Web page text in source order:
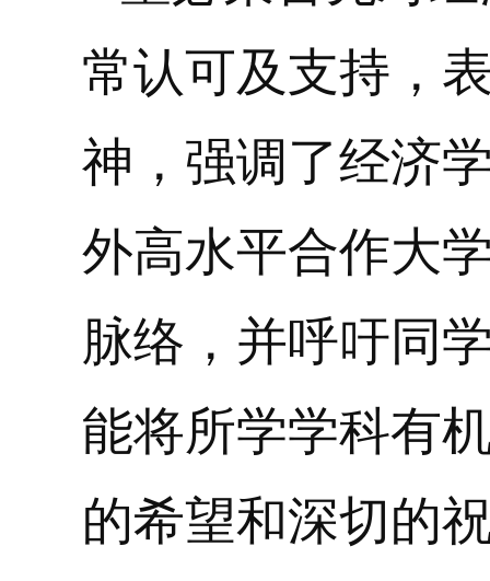
常认可及支持，
神，强调了经济
外高水平合作大
脉络，并呼吁同
能将所学学科有
的希望和深切的